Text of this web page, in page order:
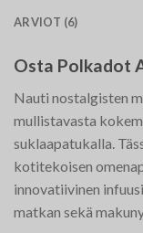
ARVIOT (6)
Osta Polkadot
Nauti nostalgisten
mullistavasta
suklaapatukalla.
kotitekoisen
innovatiivinen
matkan sekä